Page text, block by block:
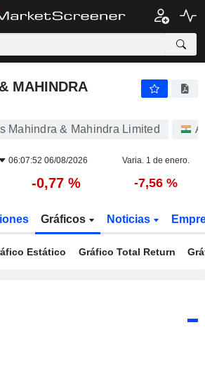
MAHINDRA
Mahindra & Mahindra Limited
06:07:52 06/08/2026 Varia. 1 de enero.
-0,77 % -7,56 %
Gráficos Noticias
Estático Gráfico Total Return